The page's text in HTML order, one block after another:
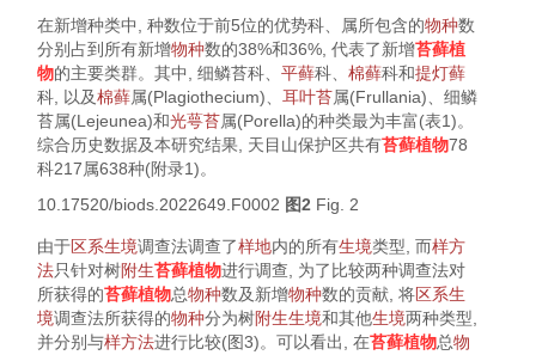
在新增种类中, 种数位于前5位的优势科、属所包含的物种数
分别占到所有新增物种数的38%和36%, 代表了新增苔藓植
物的主要类群。其中, 细鳞苔科、 平藓科、 棉藓科和提灯藓
科, 以及棉藓属(Plagiothecium)、 耳叶苔属(Frullania)、细鳞
苔属(Lejeunea)和光萼苔属(Porella)的种类最为丰富(表1)。
综合历史数据及本研究结果, 天目山保护区共有苔藓植物78
科217属638种(附录1)。
10.17520/biods.2022649.F0002 图2 Fig. 2
由于区系生境调查法调查了样地内的所有生境类型, 而样方
法只针对树附生苔藓植物进行调查, 为了比较两种调查法对
所获得的苔藓植物总物种数及新增物种数的贡献, 将区系生
境调查法所获得的物种分为树附生生境和其他生境两种类型,
并分别与样方法进行比较(图3)。可以看出, 在苔藓植物总物